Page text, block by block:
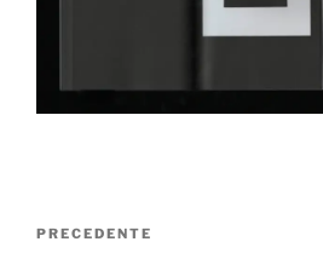
PRECEDENTE